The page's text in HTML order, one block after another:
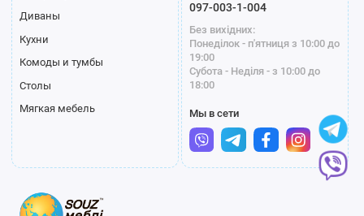
Диваны
Кухни
Комоды и тумбы
Столы
Мягкая мебель
097-003-1-004
Без вихідних:
Понеділок - п'ятниця з 10:00 до
19:00
Субота - Неділя - з 10:00 до
18:00
Мы в сети